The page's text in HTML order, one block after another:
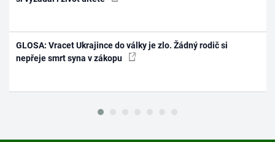
GLOSA: Vracet Ukrajince do války je zlo. Žádný rodič si
nepřeje smrt syna v zákopu